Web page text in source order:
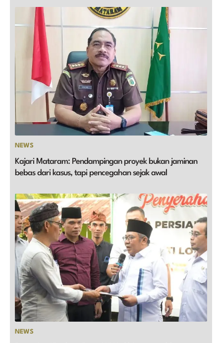
NEWS
Kajari Mataram: Pendampingan proyek bukan jaminan
bebas dari kasus, tapi pencegahan sejak awal
NEWS